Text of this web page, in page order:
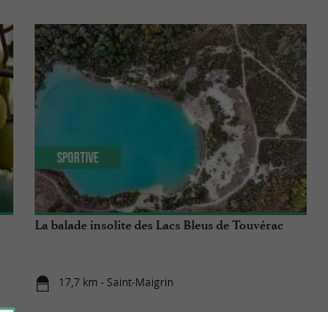
La balade insolite des Lacs Bleus de Touvérac
17,7 km - Saint-Maigrin
Sportive